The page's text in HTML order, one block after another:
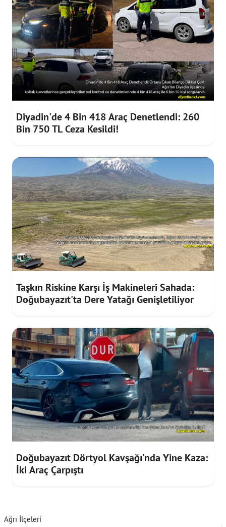
Diyadin'de 4 Bin 418 Araç Denetlendi: 260
Bin 750 TL Ceza Kesildi!
Taşkın Riskine Karşı İş Makineleri Sahada:
Doğubayazıt'ta Dere Yatağı Genişletiliyor
Doğubayazıt Dörtyol Kavşağı'nda Yine Kaza:
İki Araç Çarpıştı
Ağrı İlçeleri